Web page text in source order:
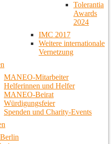
Tolerantia
Awards
2024
IMC 2017
Weitere internationale
Vernetzung
MANEO-Mitarbeiter
Helferinnen und Helfer
MANEO-Beirat
Würdigungsfeier
Spenden und Charity-Events